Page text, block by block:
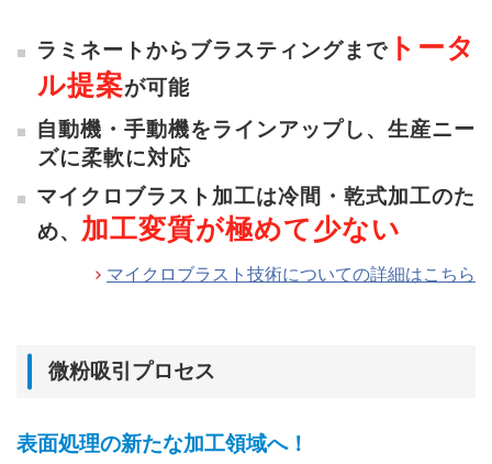
ラミネートからブラスティングまでトータ
ル提案が可能
自動機・手動機をラインアップし、生産ニー
ズに柔軟に対応
マイクロブラスト加工は冷間・乾式加工のた
め、 加工変質が極めて少ない
マイクロブラスト技術についての詳細はこちら
微粉吸引プロセス
表面処理の新たな加工領域へ！